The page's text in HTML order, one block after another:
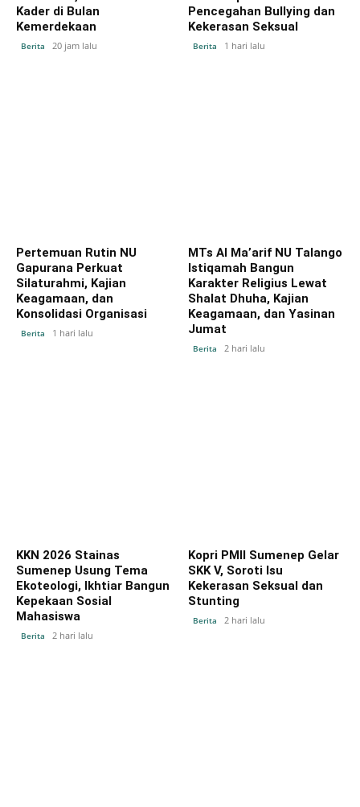
Kader di Bulan
Kemerdekaan
Berita 20 jam lalu
Pencegahan Bullying dan
Kekerasan Seksual
Berita 1 hari lalu
Pertemuan Rutin NU
Gapurana Perkuat
Silaturahmi, Kajian
Keagamaan, dan
Konsolidasi Organisasi
Berita 1 hari lalu
MTs Al Ma’arif NU Talango
Istiqamah Bangun
Karakter Religius Lewat
Shalat Dhuha, Kajian
Keagamaan, dan Yasinan
Jumat
Berita 2 hari lalu
KKN 2026 Stainas
Sumenep Usung Tema
Ekoteologi, Ikhtiar Bangun
Kepekaan Sosial
Mahasiswa
Berita 2 hari lalu
Kopri PMII Sumenep Gelar
SKK V, Soroti Isu
Kekerasan Seksual dan
Stunting
Berita 2 hari lalu